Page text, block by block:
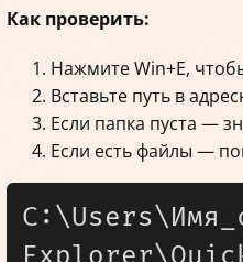
Как проверить:
Нажмите Win+E,
Вставьте путь в
Если папка пуста —
Если есть файлы —